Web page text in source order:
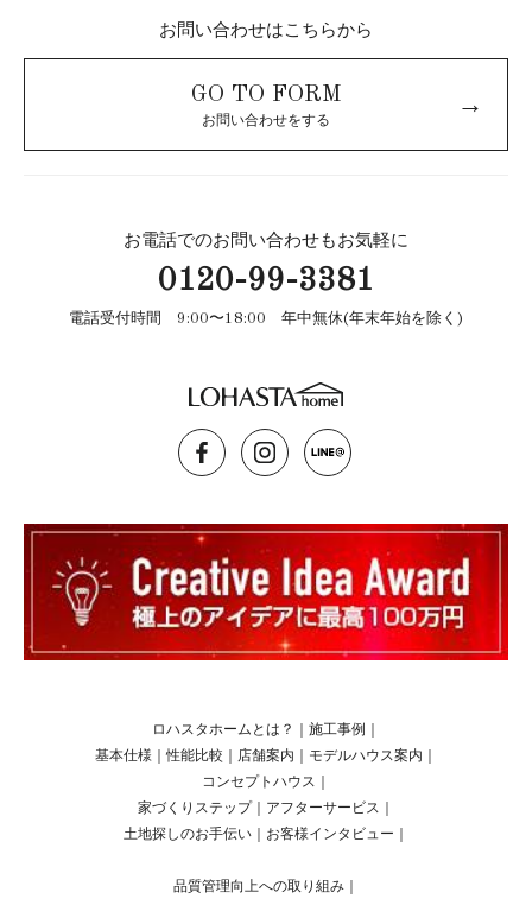
お問い合わせはこちらから
GO TO FORM
お問い合わせをする
→
お電話でのお問い合わせもお気軽に
0120-99-3381
電話受付時間 9:00〜18:00 年中無休(年末年始を除く)
ロハスタホームとは？ 施工事例
基本仕様 ｜性能比較 店舗案内 モデルハウス案内
コンセプトハウス
家づくりステップ
アフターサービス
土地探しのお手伝い
お客様インタビュー
品質管理向上への取り組み